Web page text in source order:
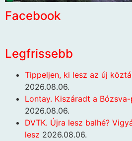
Facebook
Legfrissebb
Tippeljen, ki lesz az új
2026.08.06.
Lontay. Kiszáradt a
2026.08.06.
DVTK. Újra lesz balhé?
lesz 2026.08.06.